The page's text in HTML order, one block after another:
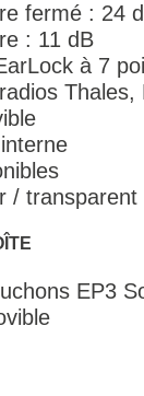
fermé : 24
: 11 dB
à 7
/ transparent
EP3